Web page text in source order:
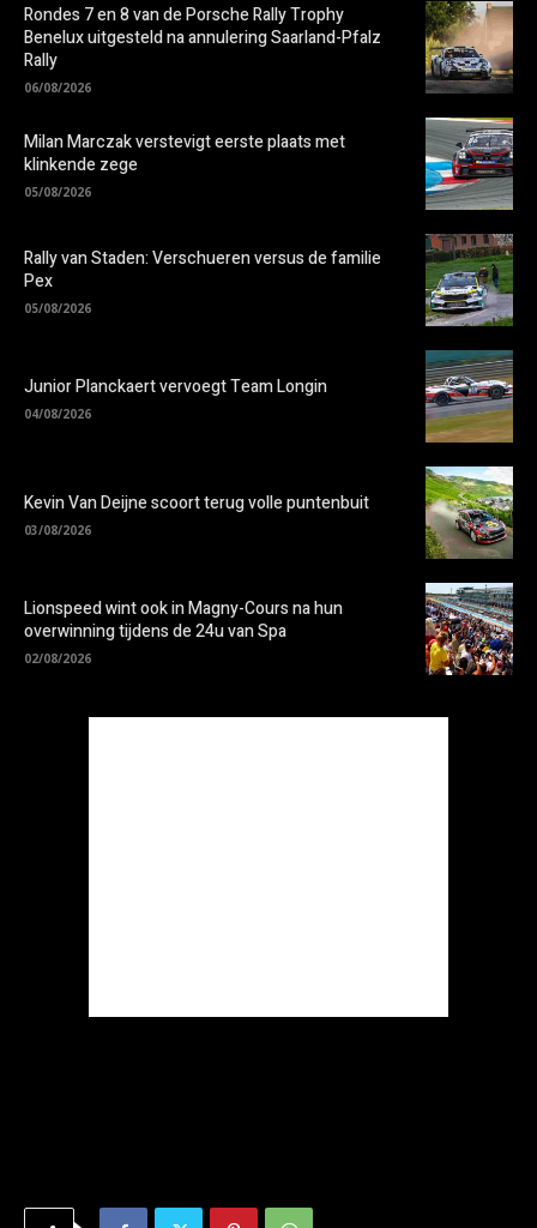
Rondes 7 en 8 van de Porsche Rally Trophy
Benelux uitgesteld na annulering Saarland-Pfalz
Rally
06/08/2026
Milan Marczak verstevigt eerste plaats met
klinkende zege
05/08/2026
Rally van Staden: Verschueren versus de familie
Pex
05/08/2026
Junior Planckaert vervoegt Team Longin
04/08/2026
Kevin Van Deijne scoort terug volle puntenbuit
03/08/2026
Lionspeed wint ook in Magny-Cours na hun
overwinning tijdens de 24u van Spa
02/08/2026